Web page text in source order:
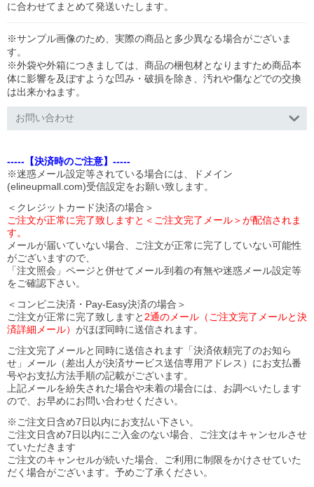
に合わせてまとめて発送いたします。
※サンプル画像のため、実際の商品と多少異なる場合がございま
す。
※外袋や外箱につきましては、商品の梱包材となりますため商品本
体に影響を及ぼすような凹み・破損を除き、汚れや傷などでの交換
は出来かねます。
お問い合わせ
-----【決済時のご注意】-----
※迷惑メール設定等されている場合には、ドメイン
(elineupmall.com)受信設定をお願い致します。
＜クレジットカード決済の場合＞
ご注文が正常に完了致しますと＜ご注文完了メール＞が配信されま
す。
メールが届いていない場合、ご注文が正常に完了していない可能性
がございますので、
「注文照会」ページと併せてメール到着の有無や迷惑メール設定等
をご確認下さい。
＜コンビニ決済・Pay-Easy決済の場合＞
ご注文が正常に完了致しますと 2通のメール（ご注文完了メールと決
済詳細メール） がほぼ同時に送信されます。
ご注文完了メールと同時に送信されます「決済依頼完了のお知ら
せ」メール（差出人が決済サービス送信専用アドレス）にお支払番
号やお支払方法手順の記載がございます。
上記メールを紛失された場合や未着の場合には、お調べいたします
ので、お早めにお問い合わせください。
※ご注文日含め7日以内にお支払い下さい。
ご注文日含め7日以内にご入金のない場合、ご注文はキャンセルさせ
ていただきます
ご注文のキャンセルが続いた場合、ご利用に制限をかけさせていた
だく場合がございます。予めご了承ください。